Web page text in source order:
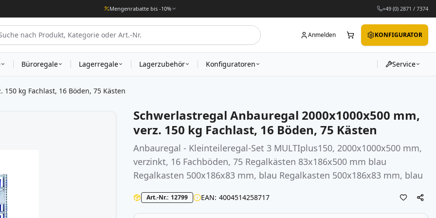
Mengenrabatte bis -10% +49 (0) 2871 / 7374
Anmelden KONFIGURATOR
Büroregale Lagerregale Lagerzubehör Konfiguratoren Service
kg Fachlast, 16 Böden, 75 Kästen
Schwerlastregal Anbauregal 2000x1000x500 mm,
verz. 150 kg Fachlast, 16 Böden, 75 Kästen
Anbauregal - Kleinteileregal-Set 3 MULTIplus150, 2000x1000x500 mm,
verzinkt, 16 Fachböden, 75 Regalkästen 83x186x500 mm blau
Regalkasten 500x186x83 mm, blau Regalkasten 500x186x83 mm, blau
Art.-Nr. 12799 EAN 4004514258717